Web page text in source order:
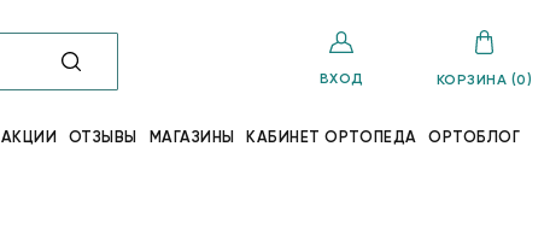
ВХОД КОРЗИНА (0)
АКЦИИ ОТЗЫВЫ МАГАЗИНЫ КАБИНЕТ ОРТОПЕДА ОРТОБЛОГ